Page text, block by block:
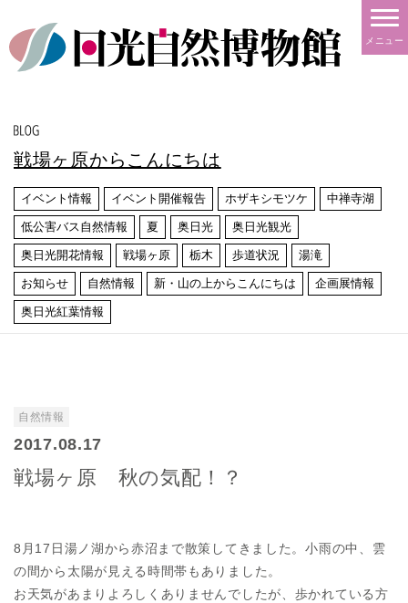
メニュー
戦場ヶ原からこんにちは
イベント情報 イベント開催報告 ホザキシモツケ 中禅寺湖
低公害バス自然情報 夏 奥日光 奥日光観光
奥日光開花情報 戦場ヶ原 栃木 歩道状況 湯滝
お知らせ 自然情報 新・山の上からこんにちは 企画展情報
奥日光紅葉情報
自然情報
2017.08.17
戦場ヶ原 秋の気配！？
8月17日湯ノ湖から赤沼まで散策してきました。小雨の中、雲
の間から太陽が見える時間帯もありました。
お天気があまりよろしくありませんでしたが、歩かれている方